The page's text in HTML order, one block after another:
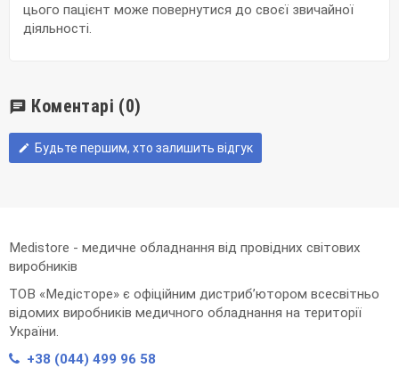
цього пацієнт може повернутися до своєї звичайної
діяльності.
chat Коментарі (0)
edit Будьте першим, хто залишить відгук
Medistore - медичне обладнання від провідних світових
виробників
ТОВ «Медісторе» є офіційним дистриб’ютором всесвітньо
відомих виробників медичного обладнання на території
України.
+38 (044) 499 96 58